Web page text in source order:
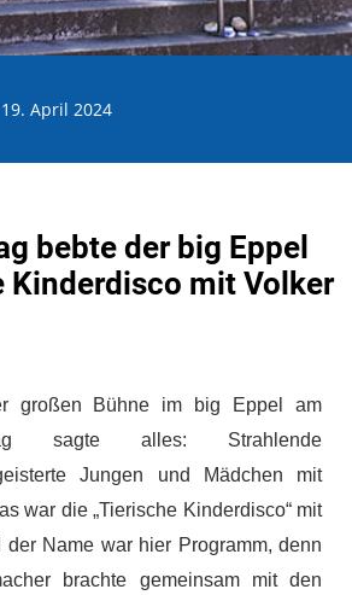
19. April 2024
bebte der big Eppel
Kinderdisco mit Volker
großen Bühne im big Eppel am
sagte alles: Strahlende
Jungen und Mädchen mit
war die „Tierische Kinderdisco“ mit
Name war hier Programm, denn
brachte gemeinsam mit den